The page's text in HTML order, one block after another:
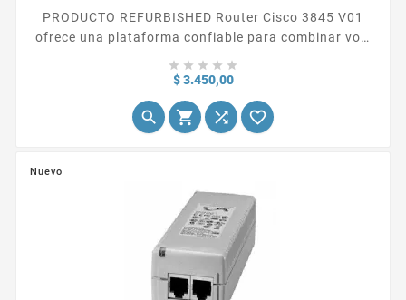
PRODUCTO REFURBISHED Router Cisco 3845 V01
ofrece una plataforma confiable para combinar voz,
diseñado para entornos empresariales que requieren
    
$ 3.450,00Precio
   
Nuevo